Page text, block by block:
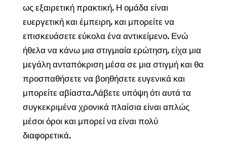
ως εξαιρετική πρακτική. Η ομάδα είναι
ευεργετική και έμπειρη, και μπορείτε να
επισκευάσετε εύκολα ένα αντικείμενο. Ενώ
ήθελα να κάνω μια στιγμιαία ερώτηση, είχα μια
μεγάλη ανταπόκριση μέσα σε μια στιγμή και θα
προσπαθήσετε να βοηθήσετε ευγενικά και
μπορείτε αβίαστα.Λάβετε υπόψη ότι αυτά τα
συγκεκριμένα χρονικά πλαίσια είναι απλώς
μέσοι όροι και μπορεί να είναι πολύ
διαφορετικά.